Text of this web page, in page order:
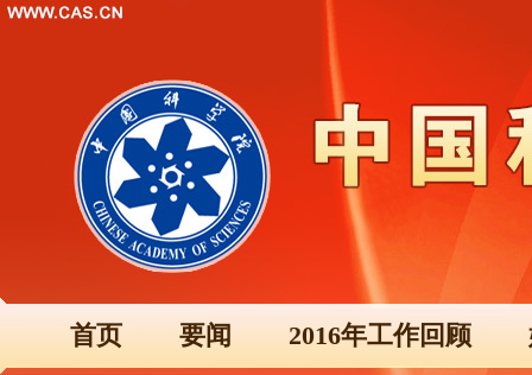
首页 要闻 2016年工作回顾